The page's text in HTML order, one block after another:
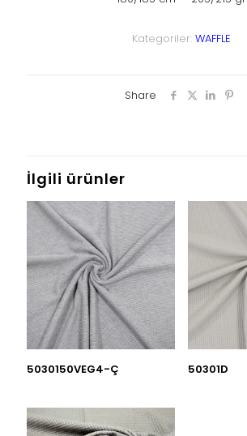
Kategoriler: WAFFLE
Share
İlgili ürünler
5030150VEG4-Ç 50301D